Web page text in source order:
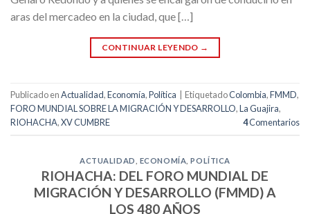
aras del mercadeo en la ciudad, que […]
CONTINUAR LEYENDO →
Publicado enActualidad,Economía,Política EtiquetadoColombia,FMMD,
FORO MUNDIAL SOBRE LA MIGRACIÓN Y DESARROLLO,La Guajira,
RIOHACHA,XV CUMBRE 4Comentarios
ACTUALIDAD ECONOMÍA ,POLÍTICA
RIOHACHA: DEL FORO MUNDIAL DE
MIGRACIÓN Y DESARROLLO (FMMD) A
LOS 480 AÑOS